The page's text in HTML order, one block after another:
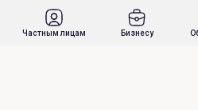
© 2026, ПАО «Норвик Банк». Лицензия
Россия, г. Москва, 115054, ул.
Частным лицам Бизнесу